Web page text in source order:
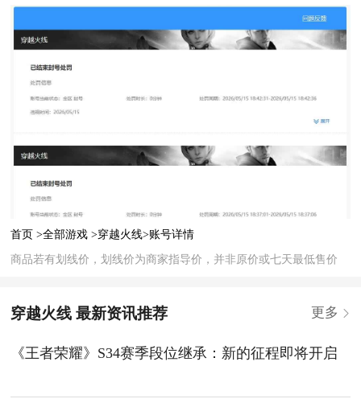
首页 >全部游戏 >穿越火线>账号详情
商品若有划线价，划线价为商家指导价，并非原价或七天最低售价
穿越火线 最新资讯推荐 更多
《王者荣耀》S34赛季段位继承：新的征程即将开启